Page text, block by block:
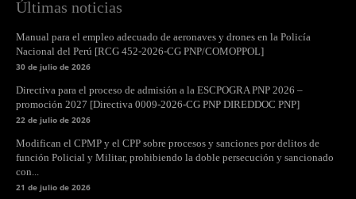
Últimas noticias
Manual para el empleo adecuado de aeronaves y drones en la Policía
Nacional del Perú [RCG 452-2026-CG PNP/COMOPPOL]
30 de julio de 2026
Directiva para el proceso de admisión a la ESCPOGRA PNP 2026 –
promoción 2027 [Directiva 0009-2026-CG PNP DIREDDOC PNP]
22 de julio de 2026
Modifican el CPMP y el CPP sobre procesos y sanciones por delitos de
función Policial y Militar, prohibiendo la doble persecución y sancionado
con...
21 de julio de 2026